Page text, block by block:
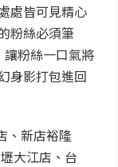
處皆可見精心
粉絲必須筆
粉絲一口氣將
身影打包進回
、新店裕隆
大江店、台